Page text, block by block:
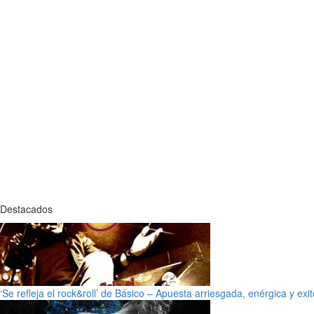
Destacados
‘Se refleja el rock&roll’ de Básico – Apuesta arriesgada, enérgica y